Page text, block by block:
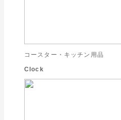
コースター・キッチン用品
Clock